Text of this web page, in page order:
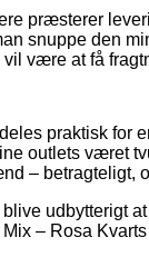
præsterer
snuppe den
være at få
praktisk for
outlets været
– betragteligt,
udbytterigt
– Rosa